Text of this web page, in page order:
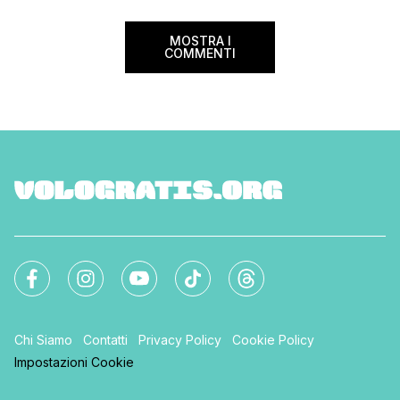
MOSTRA I
COMMENTI
Chi Siamo Contatti Privacy Policy
Cookie Policy
Impostazioni Cookie